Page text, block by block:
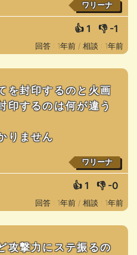
ワリーナ
👍 1 👎 -1
回答 : 1年前 / 相談 : 1年前
を封印するのと火画
印するのは何が違う
りません
ワリーナ
👍 1 👎 -0
回答 : 1年前 / 相談 : 1年前
攻撃力にステ振るの